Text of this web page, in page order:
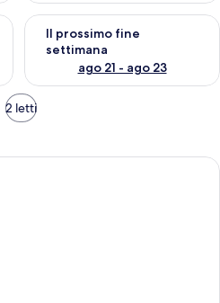
fine settimana, ago 14 -
Il prossimo fine
settimana
ago 21 - ago 23
Verifica la disponibilità per il
2 letti
Una camera da letto con un letto,